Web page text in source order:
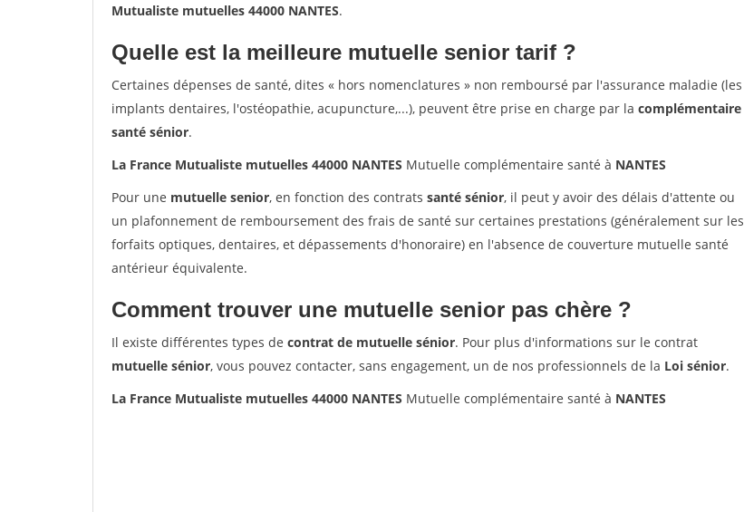
Mutualiste mutuelles 44000 NANTES.
Quelle est la meilleure mutuelle senior tarif ?
Certaines dépenses de santé, dites « hors nomenclatures » non remboursé par l'assurance maladie (les
implants dentaires, l'ostéopathie, acupuncture,...), peuvent être prise en charge par la complémentaire
santé sénior.
La France Mutualiste mutuelles 44000 NANTES Mutuelle complémentaire santé à NANTES
Pour une mutuelle senior, en fonction des contrats santé sénior, il peut y avoir des délais d'attente ou
un plafonnement de remboursement des frais de santé sur certaines prestations (généralement sur les
forfaits optiques, dentaires, et dépassements d'honoraire) en l'absence de couverture mutuelle santé
antérieur équivalente.
Comment trouver une mutuelle senior pas chère ?
Il existe différentes types de contrat de mutuelle sénior. Pour plus d'informations sur le contrat
mutuelle sénior, vous pouvez contacter, sans engagement, un de nos professionnels de la Loi sénior.
La France Mutualiste mutuelles 44000 NANTES Mutuelle complémentaire santé à NANTES